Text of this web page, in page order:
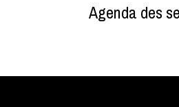
Agenda des